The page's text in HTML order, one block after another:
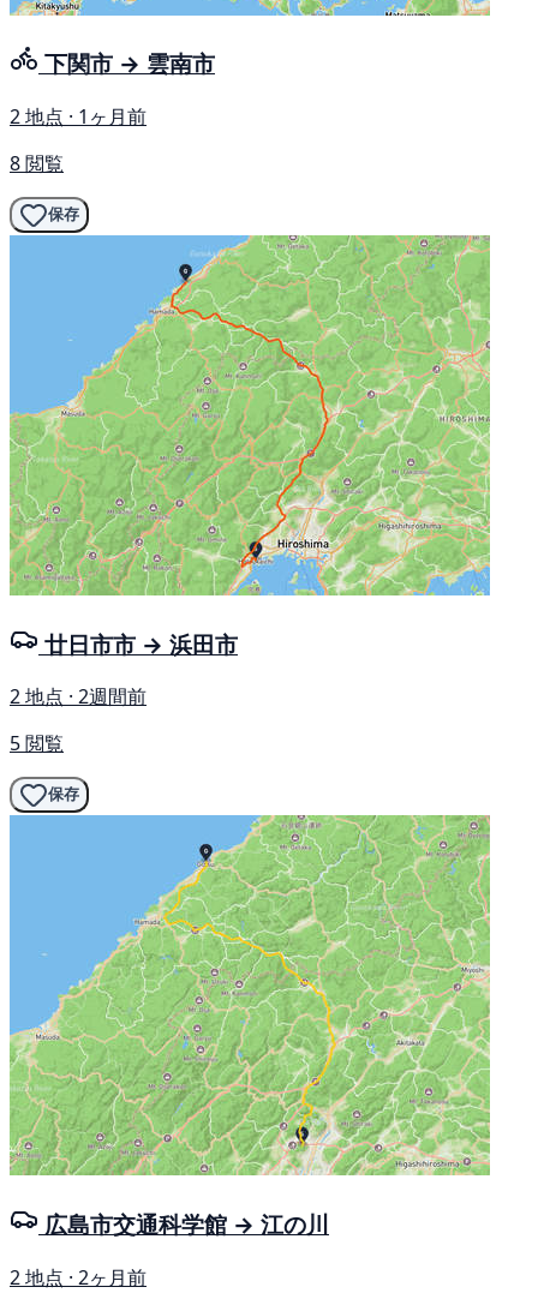
下関市 → 雲南市
2 地点 · 1ヶ月前
8 閲覧
保存
廿日市市 → 浜田市
2 地点 · 2週間前
5 閲覧
保存
広島市交通科学館 → 江の川
2 地点 · 2ヶ月前